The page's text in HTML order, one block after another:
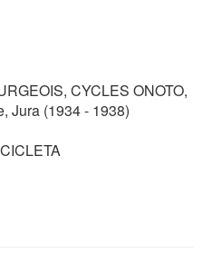
CYCLES ONOTO,
Jura (1934 - 1938)